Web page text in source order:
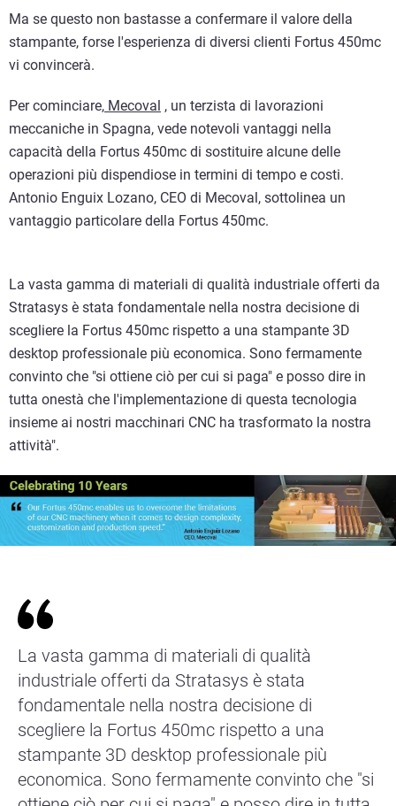
Ma se questo non bastasse a confermare il valore della
stampante, forse l'esperienza di diversi clienti Fortus 450mc
vi convincerà.
Per cominciare, Mecoval , un terzista di lavorazioni
meccaniche in Spagna, vede notevoli vantaggi nella
capacità della Fortus 450mc di sostituire alcune delle
operazioni più dispendiose in termini di tempo e costi.
Antonio Enguix Lozano, CEO di Mecoval, sottolinea un
vantaggio particolare della Fortus 450mc.
La vasta gamma di materiali di qualità industriale offerti da
Stratasys è stata fondamentale nella nostra decisione di
scegliere la Fortus 450mc rispetto a una stampante 3D
desktop professionale più economica. Sono fermamente
convinto che "si ottiene ciò per cui si paga" e posso dire in
tutta onestà che l'implementazione di questa tecnologia
insieme ai nostri macchinari CNC ha trasformato la nostra
attività".
La vasta gamma di materiali di qualità
industriale offerti da Stratasys è stata
fondamentale nella nostra decisione di
scegliere la Fortus 450mc rispetto a una
stampante 3D desktop professionale più
economica. Sono fermamente convinto che "si